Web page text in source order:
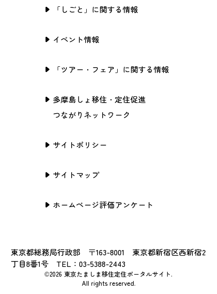
「しごと」に関する情報
イベント情報
「ツアー・フェア」に関する情報
多摩島しょ移住・定住促進
つながりネットワーク
サイトポリシー
サイトマップ
ホームページ評価アンケート
東京都総務局行政部 〒163-8001 東京都新宿区西新宿2
丁目8番1号 TEL：03-5388-2443
©2026 東京たましま移住定住ポータルサイト.
All rights reserved.